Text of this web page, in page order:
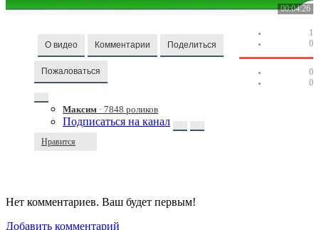
00:04:26
О видео Комментарии Поделиться
Пожаловаться
Максим · 7848 роликов
Подписаться на канал
Нравится
1
0
0
0
Нет комментариев. Ваш будет первым!
Добавить комментарий